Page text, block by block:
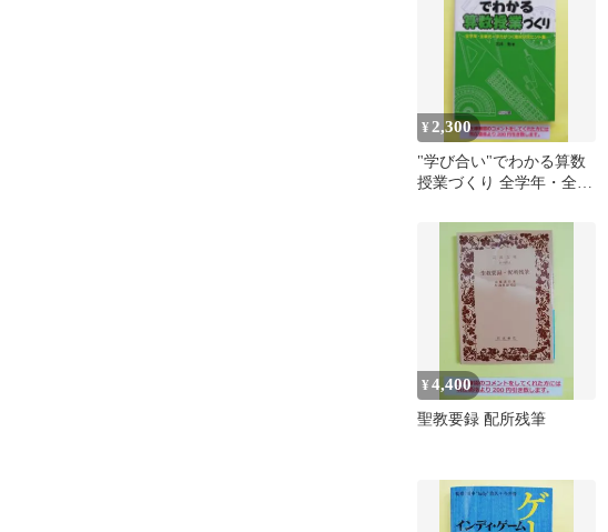
¥2,300
"学び合い"でわかる算数
授業づくり 全学年・全単
ヒント集
¥4,400
聖教要録 配所残筆